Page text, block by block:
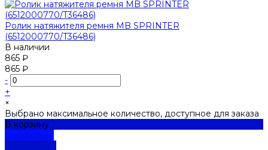
Ролик натяжителя ремня MB SPRINTER
(6512000770/T36486)
В наличии
865 ₽
865 ₽
-
+
×
Выбрано максимальное количество, доступное для заказа
В корзину
Добавлено